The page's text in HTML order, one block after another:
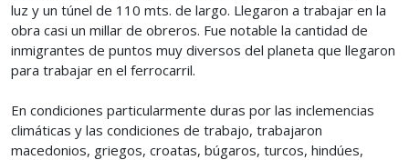
luz y un túnel de 110 mts. de largo. Llegaron a trabajar en la
obra casi un millar de obreros. Fue notable la cantidad de
inmigrantes de puntos muy diversos del planeta que llegaron
para trabajar en el ferrocarril.
En condiciones particularmente duras por las inclemencias
climáticas y las condiciones de trabajo, trabajaron
macedonios, griegos, croatas, búgaros, turcos, hindúes,